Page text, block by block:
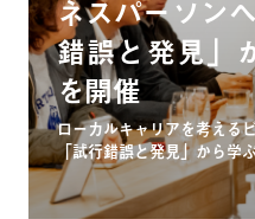
ネスパーソン
錯誤と発見」
を開催
ローカルキャリアを考える
「試行錯誤と発見」から学